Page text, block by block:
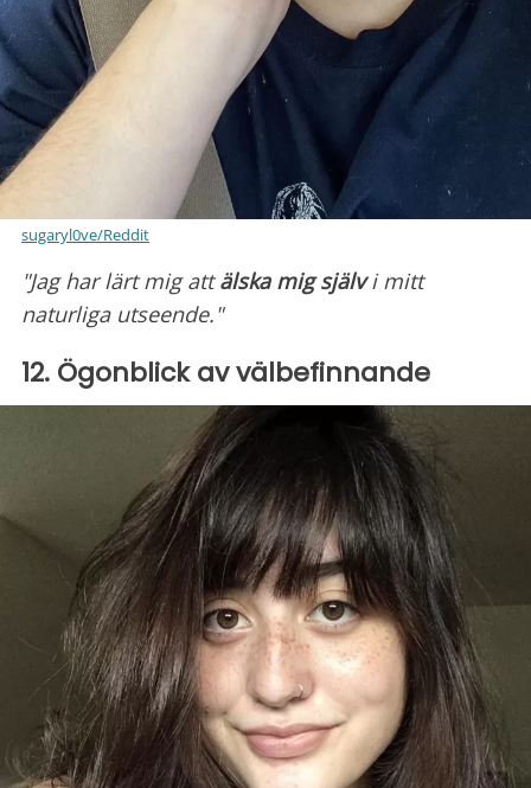
sugaryl0ve/Reddit
"Jag har lärt mig attälska mig självi mitt
naturliga utseende."
12. Ögonblick av välbefinnande